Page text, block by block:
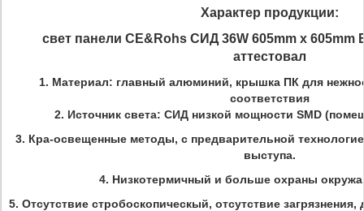
Характер продукции:
свет панели CE&Rohs СИД 36W 605mm x 605mm
аттестовал
1. Материал: главный алюминий, крышка ПК для
соответствия
2. Источник света: СИД низкой мощности SMD
3. Кра-освещенные методы, с предварительной
выступа.
4. Низкотермичный и больше охраны
5. Отсутствие стробоскопическый, отсутствие